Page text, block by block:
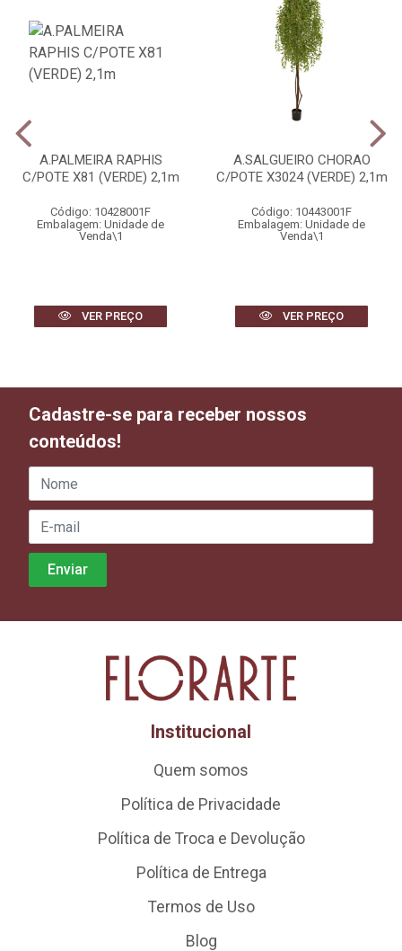
A.PALMEIRA RAPHIS
C/POTE X81 (VERDE) 2,1m
Código: 10428001F
Embalagem: Unidade de
Venda\1
VER PREÇO
A.SALGUEIRO CHORAO
C/POTE X3024 (VERDE) 2,1m
Código: 10443001F
Embalagem: Unidade de
Venda\1
VER PREÇO
Cadastre-se para receber nossos
conteúdos!
Institucional
Quem somos
Política de Privacidade
Política de Troca e Devolução
Política de Entrega
Termos de Uso
Blog